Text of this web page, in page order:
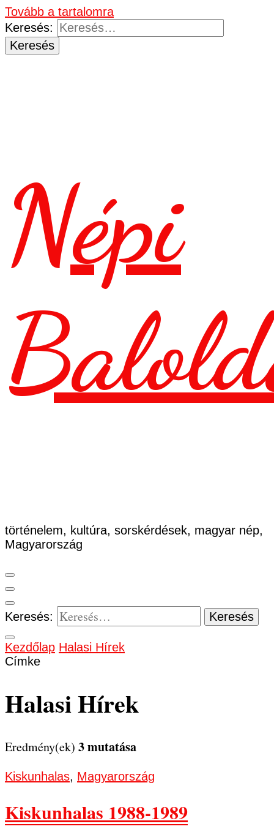
Tovább a tartalomra
Keresés:
Népi
történelem, kultúra, sorskérdések, magyar nép,
Magyarország
Keresés:
Kezdőlap Halasi Hírek
Címke
Halasi Hírek
Eredmény(ek) 3 mutatása
Kiskunhalas, Magyarország
Kiskunhalas 1988-1989